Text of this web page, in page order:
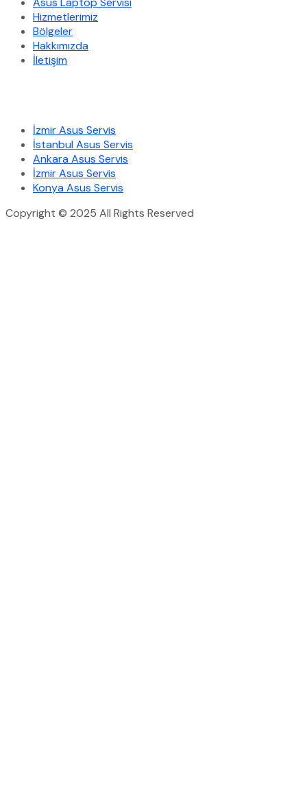
Hizmetlerimiz
Bölgeler
Hakkımızda
İletişim
İzmir Asus Servis
İstanbul Asus Servis
Ankara Asus Servis
İzmir Asus Servis
Konya Asus Servis
Copyright © 2025 All Rights Reserved